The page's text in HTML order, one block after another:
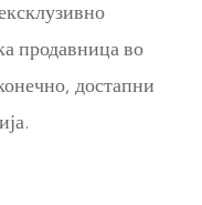
продавница во
достапни